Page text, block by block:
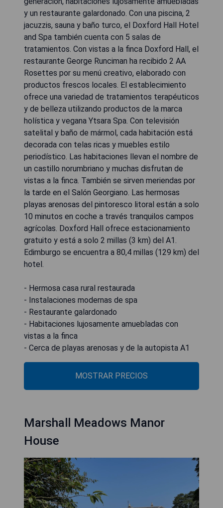
y un restaurante galardonado. Con una piscina, 2
jacuzzis, sauna y baño turco, el Doxford Hall Hotel
and Spa también cuenta con 5 salas de
tratamientos. Con vistas a la finca Doxford Hall, el
restaurante George Runciman ha recibido 2 AA
Rosettes por su menú creativo, elaborado con
productos frescos locales. El establecimiento
ofrece una variedad de tratamientos terapéuticos
y de belleza utilizando productos de la marca
holística y vegana Ytsara Spa. Con televisión
satelital y baño de mármol, cada habitación está
decorada con telas ricas y muebles estilo
periodístico. Las habitaciones llevan el nombre de
un castillo norumbriano y muchas disfrutan de
vistas a la finca. También se sirven meriendas por
la tarde en el Salón Georgiano. Las hermosas
playas arenosas del pintoresco litoral están a solo
10 minutos en coche a través tranquilos campos
agrícolas. Doxford Hall ofrece estacionamiento
gratuito y está a solo 2 millas (3 km) del A1.
Edimburgo se encuentra a 80,4 millas (129 km) del
hotel.
- Hermosa casa rural restaurada
- Instalaciones modernas de spa
- Restaurante galardonado
- Habitaciones lujosamente amuebladas con
vistas a la finca
- Cerca de playas arenosas y de la autopista A1
MOSTRAR PRECIOS
Marshall Meadows Manor
House